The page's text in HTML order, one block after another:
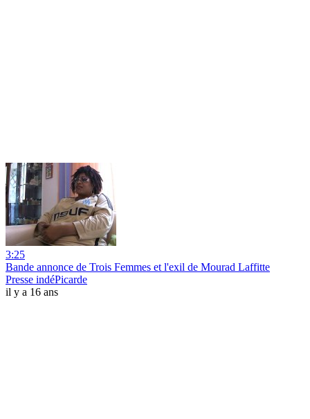
3:25
Bande annonce de Trois Femmes et l'exil de Mourad Laffitte
Presse indéPicarde
il y a 16 ans